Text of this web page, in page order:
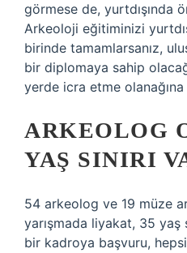
görmese de, yurtdışında
Arkeoloji eğitiminizi
birinde tamamlarsanız,
bir diplomaya sahip
yerde icra etme
ARKEOLOG
YAŞ SINIRI
54 arkeolog ve 19 müze
yarışmada liyakat, 35 yaş
bir kadroya başvuru,